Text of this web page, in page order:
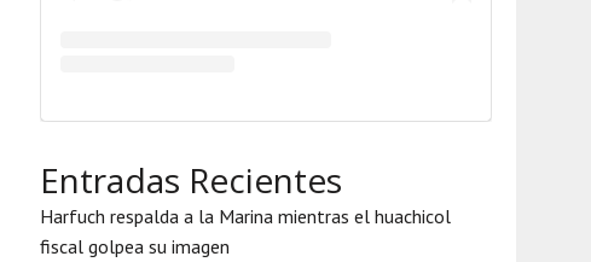
Entradas Recientes
Harfuch respalda a la Marina mientras el huachicol
fiscal golpea su imagen